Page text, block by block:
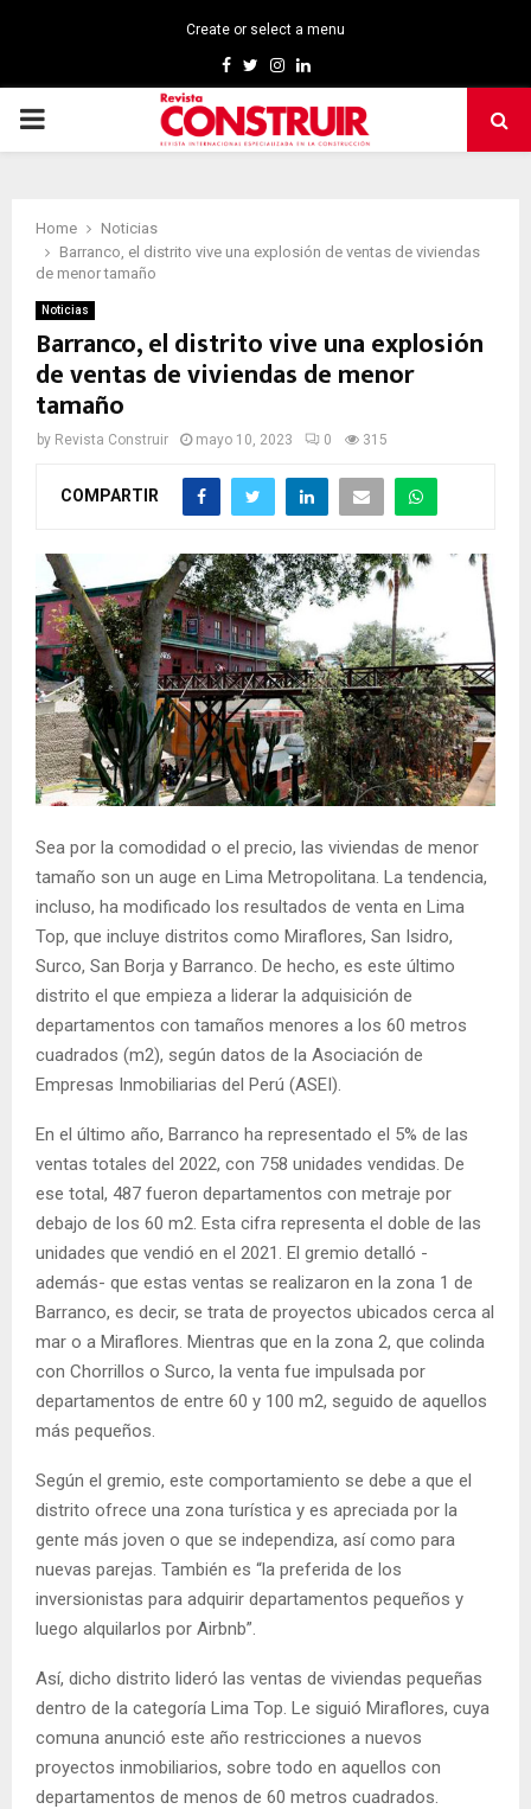
Create or select a menu
Facebook
TwitterInstagram
Linkedin
PRIMARY
Home
Noticias
Barranco, el distrito vive una explosión de ventas de viviendas
de menor tamaño
Noticias
Barranco, el distrito vive una explosión
de ventas de viviendas de menor
tamaño
by Revista Construir mayo 10, 2023 0 315
COMPARTIR
Sea por la comodidad o el precio, las viviendas de menor
tamaño son un auge en Lima Metropolitana. La tendencia,
incluso, ha modificado los resultados de venta en Lima
Top, que incluye distritos como Miraflores, San Isidro,
Surco, San Borja y Barranco. De hecho, es este último
distrito el que empieza a liderar la adquisición de
departamentos con tamaños menores a los 60 metros
cuadrados (m2), según datos de la Asociación de
Empresas Inmobiliarias del Perú (ASEI).
En el último año, Barranco ha representado el 5% de las
ventas totales del 2022, con 758 unidades vendidas. De
ese total, 487 fueron departamentos con metraje por
debajo de los 60 m2. Esta cifra representa el doble de las
unidades que vendió en el 2021. El gremio detalló -
además- que estas ventas se realizaron en la zona 1 de
Barranco, es decir, se trata de proyectos ubicados cerca al
mar o a Miraflores. Mientras que en la zona 2, que colinda
con Chorrillos o Surco, la venta fue impulsada por
departamentos de entre 60 y 100 m2, seguido de aquellos
más pequeños.
Según el gremio, este comportamiento se debe a que el
distrito ofrece una zona turística y es apreciada por la
gente más joven o que se independiza, así como para
nuevas parejas. También es “la preferida de los
inversionistas para adquirir departamentos pequeños y
luego alquilarlos por Airbnb”.
Así, dicho distrito lideró las ventas de viviendas pequeñas
dentro de la categoría Lima Top. Le siguió Miraflores, cuya
comuna anunció este año restricciones a nuevos
proyectos inmobiliarios, sobre todo en aquellos con
departamentos de menos de 60 metros cuadrados.